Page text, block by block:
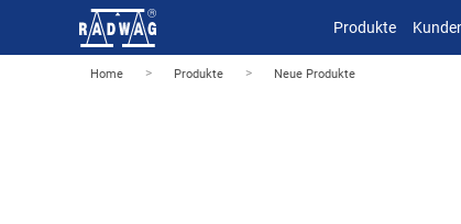
Produkte
Home > Produkte > Neue Produkte